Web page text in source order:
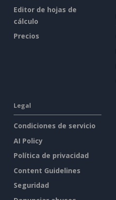
Editor de hojas de
cálculo
Precios
Legal
Condiciones de servicio
AI Policy
Política de privacidad
Content Guidelines
Seguridad